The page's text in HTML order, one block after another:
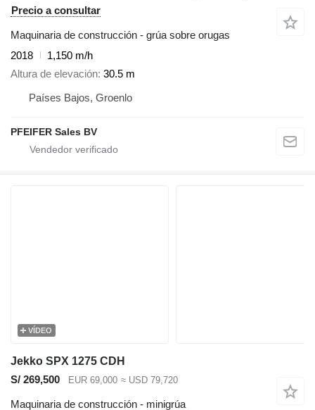
Precio a consultar
Maquinaria de construcción - grúa sobre orugas
2018
1,150 m/h
Altura de elevación 30.5 m
Países Bajos, Groenlo
PFEIFER Sales BV
VÍDEO
Jekko SPX 1275 CDH
S/ 269,500
EUR 69,000 ≈ USD 79,720
Maquinaria de construcción - minigrúa